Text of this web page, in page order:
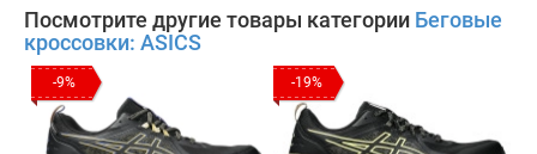
Посмотрите другие товары категории Беговые
кроссовки: ASICS
-9% -19%